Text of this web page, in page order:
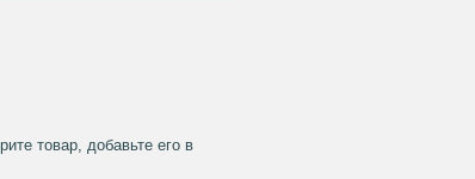
товар, добавьте его в